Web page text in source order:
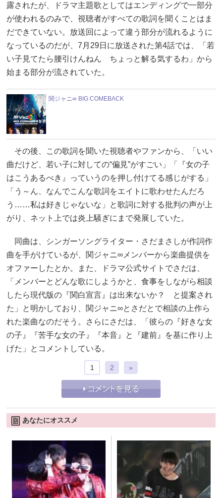
露されたが、ドラマ主題歌としてはエンディングで一部分
が使われるのみで、視聴者がすべての歌詞を聞くことはま
だできていない。放送回によって違う部分が流れるように
なっているのだが、7月29日に放送された第4話では、「若
い子見てたら腰引けんねん ちょっと解る気するわ」から
始まる部分が流されていた。
関ジャニ∞ BIG COMEBACK
その後、この歌詞を聞いた視聴者やファンから、「いい
曲だけど、若い子に対しての“偏見”がすごい」「『女の子
はこうあるべき』っていうのを押し付けてる感じがする」
「う～ん、なんでこんな歌詞をエイトに歌わせたんだろ
う……私は好きじゃないな」と歌詞に対する批判の声が上
がり、ネット上では炎上騒ぎにまで発展していた。
同曲は、シンガーソングライター・さだまさしが作詞作
曲を手がけているが、関ジャニ∞メンバーから楽曲提供を
オファーしたとか。また、ドラマ公式サイトでさだは、
「メンバーとどんな歌にしようかと、食事をしながら相談
したら現代版の『関白宣言』は出来ないか？ と提案され
た」と明かしており、関ジャニ∞とさだとで相談の上作ら
れた楽曲なのだそう。さらにさだは、「彼らの『好きな女
の子』『苦手な女の子』『本音』と『建前』を基に作り上
げた」とコメントしている。
1 2 »
あなたにオススメ